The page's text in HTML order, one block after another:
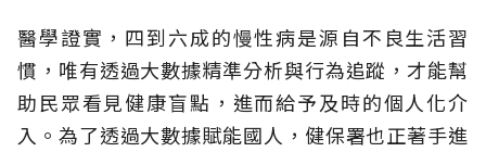
醫學證實，四到六成的慢性病是源自不良生活習
慣，唯有透過大數據精準分析與行為追蹤，才能幫
助民眾看見健康盲點，進而給予及時的個人化介
入。為了透過大數據賦能國人，健保署也正著手進